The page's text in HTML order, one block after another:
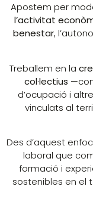
Apostem per
l’activitat
benestar,
Treballem en la
col·lectius
d’ocupació i
vinculats al
Des d’aquest
laboral que
formació i
sostenibles en el